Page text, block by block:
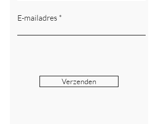
E-mailadres
Verzenden